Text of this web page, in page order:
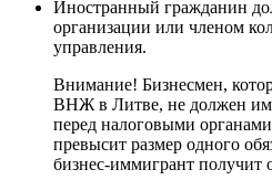
Иностранный гражданин
организации или членом
управления.
Внимание! Бизнесмен,
ВНЖ в Литве, не должен
перед налоговыми
превысит размер одного
бизнес-иммигрант получит